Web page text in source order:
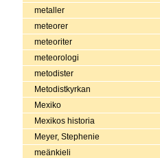
metaller
meteorer
meteoriter
meteorologi
metodister
Metodistkyrkan
Mexiko
Mexikos historia
Meyer, Stephenie
meänkieli